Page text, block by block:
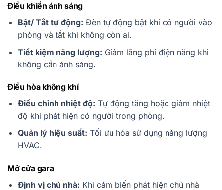
Điều khiển ánh sáng
Bật/ Tắt tự động: Đèn tự động bật khi có người vào
phòng và tắt khi không còn ai.
Tiết kiệm năng lượng: Giảm lãng phí điện năng khi
không cần ánh sáng.
Điều hòa không khí
Điều chỉnh nhiệt độ: Tự động tăng hoặc giảm nhiệt
độ khi phát hiện có người trong phòng.
Quản lý hiệu suất: Tối ưu hóa sử dụng năng lượng
HVAC.
Mở cửa gara
Định vị chủ nhà: Khi cảm biến phát hiện chủ nhà